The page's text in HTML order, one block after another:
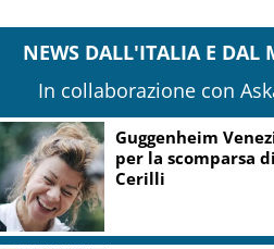
NEWS DALL'ITALIA E DAL
In collaborazione con
Guggenheim
per la scomparsa
Cerilli